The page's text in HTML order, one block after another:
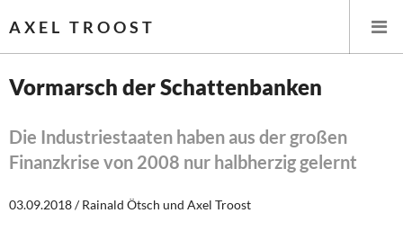
AXEL TROOST
Themen
Leitlinien linker Wirtschafts- und Finanzpolitik
Vormarsch der Schattenbanken
Die Industriestaaten haben aus der großen
Finanzkrise von 2008 nur halbherzig gelernt
03.09.2018 / Rainald Ötsch und Axel Troost